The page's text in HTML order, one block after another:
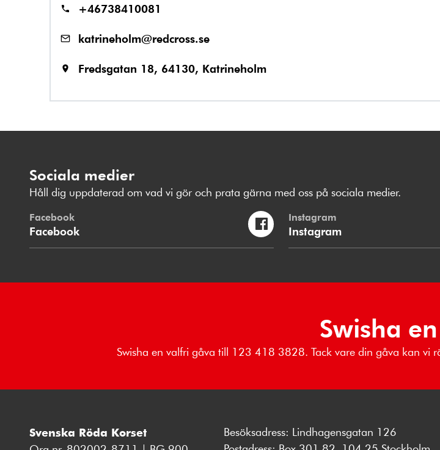
+46738410081
katrineholm@redcross.se
Fredsgatan 18, 64130, Katrineholm
Sociala medier
Håll dig uppdaterad om vad vi gör och prata gärna med oss på sociala medier.
Facebook
Facebook
Instagram
Instagram
Swisha
Swisha en valfri gåva till 123 418 3828. Tack vare din gåva kan vi
Svenska Röda Korset
Besöksadress: Lindhagensgatan 126